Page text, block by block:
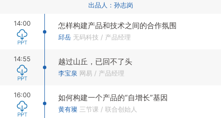
出品人： 孙志岗
14:00 怎样构建产品和技术之间的合作氛围
邱岳 无码科技 / 产品经理
14:55 越过山丘，已回不了头
李宝泉 网易 / 产品经理
16:00 如何构建一个产品的“自增长”基因
黄有璨 三节课 / 联合创始人